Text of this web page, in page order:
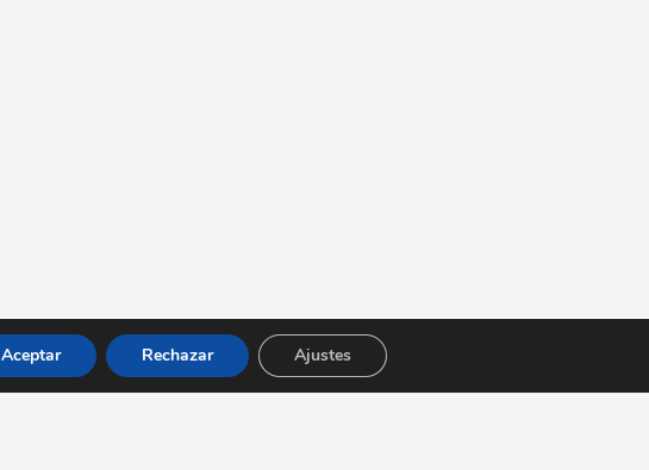
Aceptar Rechazar Ajustes